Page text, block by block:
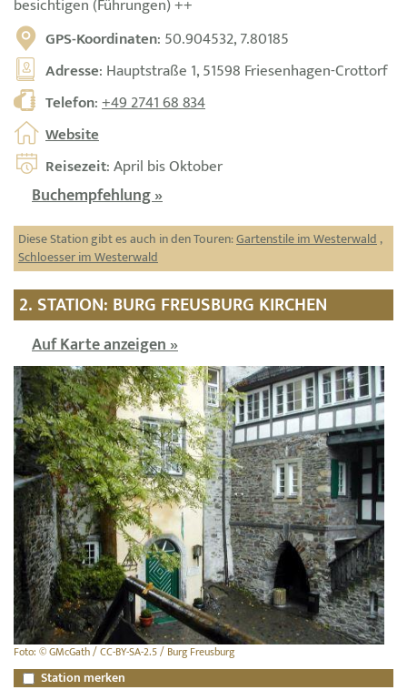
besichtigen (Führungen) ++
GPS-Koordinaten: 50.904532, 7.80185
Adresse: Hauptstraße 1, 51598 Friesenhagen-Crottorf
Telefon:+49 2741 68 834
Website
Reisezeit: April bis Oktober
Buchempfehlung »
Diese Station gibt es auch in den Touren:Gartenstile im Westerwald,
Schloesser im Westerwald
2. STATION: BURG FREUSBURG KIRCHEN
Auf Karte anzeigen »
Foto: © GMcGath / CC-BY-SA-2.5 / Burg Freusburg
Station merken